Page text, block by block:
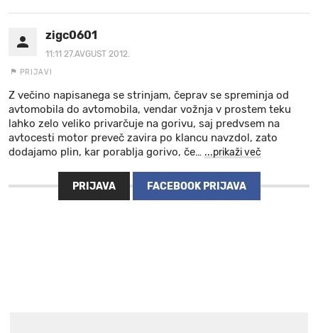
zigc0601
11:11 27.AVGUST 2012.
PRIJAVI
Z večino napisanega se strinjam, čeprav se spreminja od
avtomobila do avtomobila, vendar vožnja v prostem teku
lahko zelo veliko privarčuje na gorivu, saj predvsem na
avtocesti motor preveč zavira po klancu navzdol, zato
dodajamo plin, kar porablja gorivo, če… ...prikaži več
PRIJAVA FACEBOOK PRIJAVA